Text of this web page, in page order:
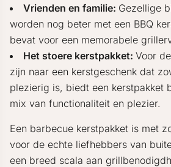
Vrienden en familie: Gezellige
worden nog beter met een BBQ
bevat voor een memorabele
Het stoere kerstpakket: Voor
zijn naar een kerstgeschenk dat
plezierig is, biedt een kerstpakket
mix van functionaliteit en plezier.
Een barbecue kerstpakket is met
voor de echte liefhebbers van
een breed scala aan